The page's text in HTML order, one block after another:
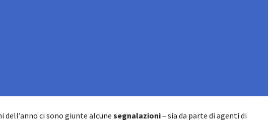
ci sono giunte alcune segnalazioni– sia da parte di agenti di